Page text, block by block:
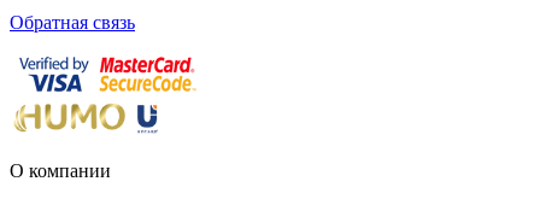
Обратная связь
О компании